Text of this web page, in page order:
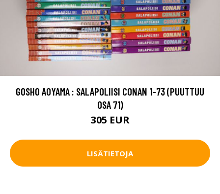
GOSHO AOYAMA : SALAPOLIISI CONAN 1-73 (PUUTTUU
OSA 71)
305 EUR
LISÄTIETOJA